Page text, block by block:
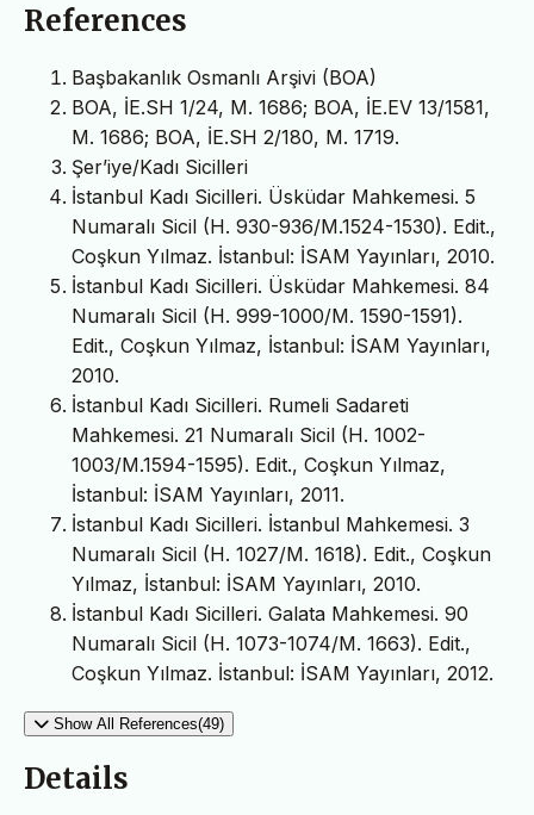
References
Başbakanlık Osmanlı Arşivi (BOA)
BOA, İE.SH 1/24, M. 1686; BOA, İE.EV 13/1581,
M. 1686; BOA, İE.SH 2/180, M. 1719.
Şer’iye/Kadı Sicilleri
İstanbul Kadı Sicilleri. Üsküdar Mahkemesi. 5
Numaralı Sicil (H. 930-936/M.1524-1530). Edit.,
Coşkun Yılmaz. İstanbul: İSAM Yayınları, 2010.
İstanbul Kadı Sicilleri. Üsküdar Mahkemesi. 84
Numaralı Sicil (H. 999-1000/M. 1590-1591).
Edit., Coşkun Yılmaz, İstanbul: İSAM Yayınları,
2010.
İstanbul Kadı Sicilleri. Rumeli Sadareti
Mahkemesi. 21 Numaralı Sicil (H. 1002-
1003/M.1594-1595). Edit., Coşkun Yılmaz,
İstanbul: İSAM Yayınları, 2011.
İstanbul Kadı Sicilleri. İstanbul Mahkemesi. 3
Numaralı Sicil (H. 1027/M. 1618). Edit., Coşkun
Yılmaz, İstanbul: İSAM Yayınları, 2010.
İstanbul Kadı Sicilleri. Galata Mahkemesi. 90
Numaralı Sicil (H. 1073-1074/M. 1663). Edit.,
Coşkun Yılmaz. İstanbul: İSAM Yayınları, 2012.
Show All References(49)
Details